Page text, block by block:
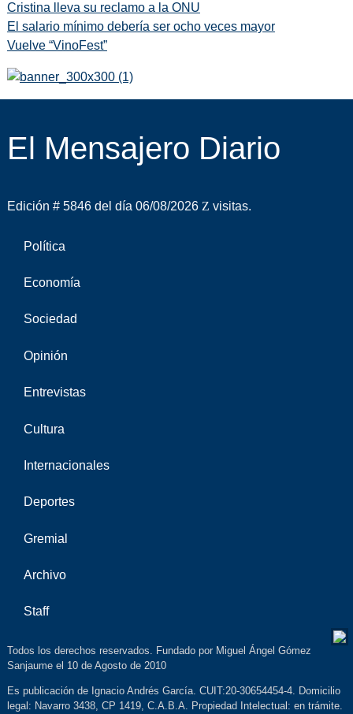
Cristina lleva su reclamo a la ONU
El salario mínimo debería ser ocho veces mayor
Vuelve “VinoFest”
El Mensajero Diario
Edición # 5846 del día 06/08/2026 visitas.
Política
Economía
Sociedad
Opinión
Entrevistas
Cultura
Internacionales
Deportes
Gremial
Archivo
Staff
Todos los derechos reservados. Fundado por Miguel Ángel Gómez
Sanjaume el 10 de Agosto de 2010
Es publicación de Ignacio Andrés García. CUIT:20-30654454-4. Domicilio
legal: Navarro 3438, CP 1419, C.A.B.A. Propiedad Intelectual: en trámite.